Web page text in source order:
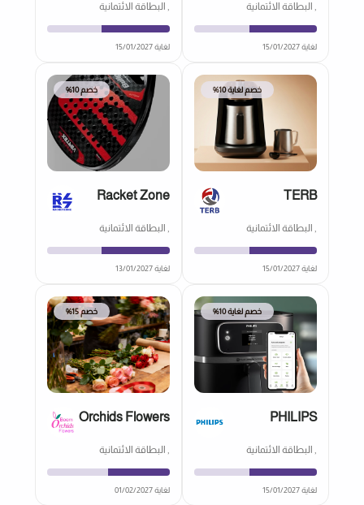
, البطاقة الائتمانية
لغاية 15/01/2027
, البطاقة الائتمانية
لغاية 15/01/2027
خصم لغاية 10%
TERB
, البطاقة الائتمانية
لغاية 15/01/2027
خصم 10%
Racket Zone
, البطاقة الائتمانية
لغاية 13/01/2027
خصم لغاية 10%
PHILIPS
, البطاقة الائتمانية
لغاية 15/01/2027
خصم 15%
Orchids Flowers
, البطاقة الائتمانية
لغاية 01/02/2027